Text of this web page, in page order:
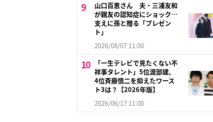
山口百恵さん 夫・三浦友和
が親友の認知症にショック…
支えに孫と贈る「プレゼン
ト」
2026/08/07 11:00
「一生テレビで見たくない不
祥事タレント」5位渡部建、
4位斉藤慎二を抑えたワース
ト3は？【2026年版】
2026/06/17 11:00